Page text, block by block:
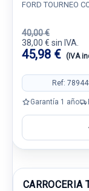
FORD TOURNEO
40,00 €
38,00 € sin IVA.
45,98 € (IVA
Ref:
Garantía 1 año
CARROCERIA